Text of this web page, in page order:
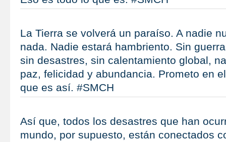
La Tierra se volverá un paraíso. A nadie
nada. Nadie estará hambriento. Sin
sin desastres, sin calentamiento global,
paz, felicidad y abundancia. Prometo en
que es así. #SMCH
Así que, todos los desastres que han
mundo, por supuesto, están conectados